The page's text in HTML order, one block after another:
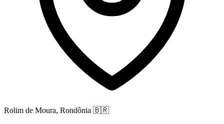
Rolim de Moura, Rondônia 🇧🇷